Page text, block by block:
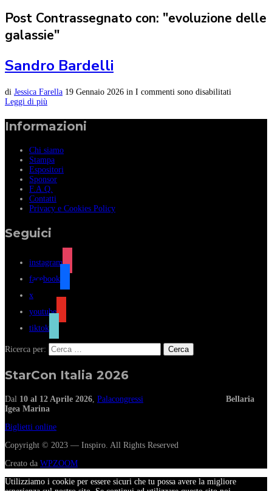
Post Contrassegnato con: "evoluzione delle
galassie"
Sandro Bardelli
di Jessica Farella 19 Gennaio 2026 in I commenti sono disabilitati
Leggi di più
Informazioni
Chi siamo
Stampa
Espositori
Sponsor
F.A.Q.
Contatti
Privacy e Cookies Policy
Seguici
instagram
facebook
x
youtube
tiktok
Ricerca per:
StarCon Italia 2026
Dal 10 al 12 Aprile 2026, Palacongressi
Bellaria
Igea Marina
Biglietti online
Copyright © 2023 — Inspiro. All Rights Reserved
Creato da WPZOOM
Utilizziamo i cookie per essere sicuri che tu possa avere la migliore